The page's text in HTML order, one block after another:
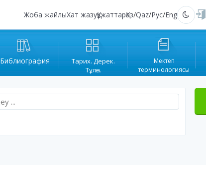
Жоба жайлыХат жазуҚұжаттарҚаз/Qaz/Рус/Eng Қараңғы
Библиография
Тарих. Дерек.
Тұлға.
Мектеп
терминологиясы